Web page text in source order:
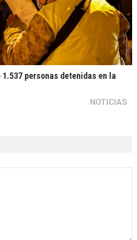
personas detenidas en la
NOTICIAS